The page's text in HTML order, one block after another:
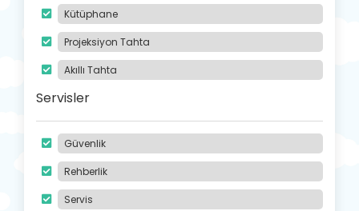
Kütüphane
Projeksiyon Tahta
Akıllı Tahta
Servisler
Güvenlik
Rehberlik
Servis